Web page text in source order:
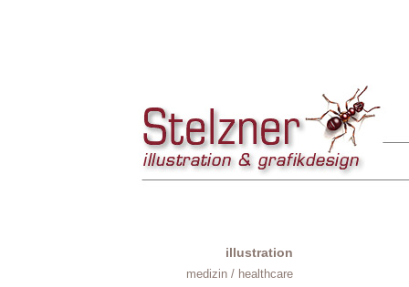
medizin / healthcare
illustration